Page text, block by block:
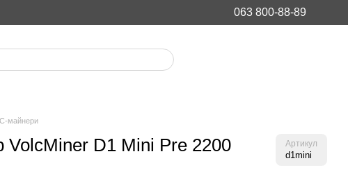
063 800-88-89
майнери
VolcMiner D1 Mini Pre 2200
Артикул
d1mini